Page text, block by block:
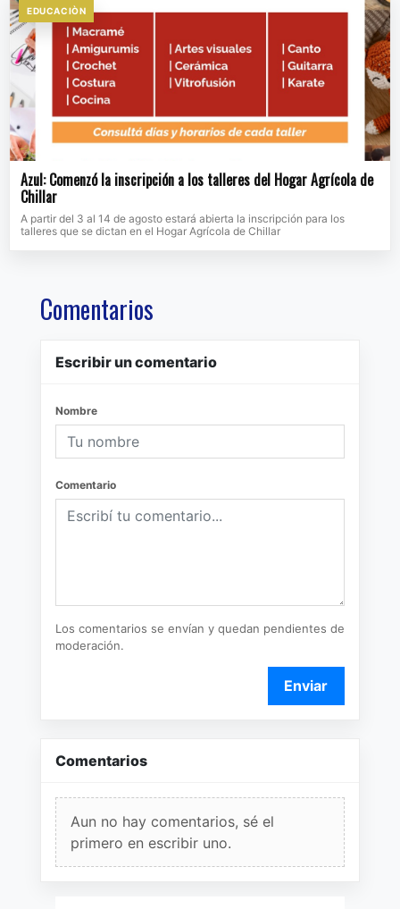
EDUCACIÒN
Azul: Comenzó la inscripción a los talleres del Hogar Agrícola de
Chillar
A partir del 3 al 14 de agosto estará abierta la inscripción para los
talleres que se dictan en el Hogar Agrícola de Chillar
Comentarios
Escribir un comentario
Nombre
Comentario
Los comentarios se envían y quedan pendientes de
moderación.
Enviar
Comentarios
Aun no hay comentarios, sé el
primero en escribir uno.